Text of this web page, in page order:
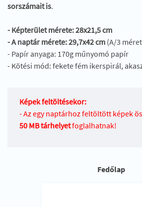
sorszámait is.
- Képterület mérete: 28x21,5 cm
- A naptár mérete: 29,7x42 cm (A/3
- Papír anyaga: 170g műnyomó papír
- Kötési mód: fekete fém ikerspirál,
Képek feltöltésekor:
- Az egy naptárhoz feltöltött képek
50 MB tárhelyetfoglalhatnak!
Fedőlap